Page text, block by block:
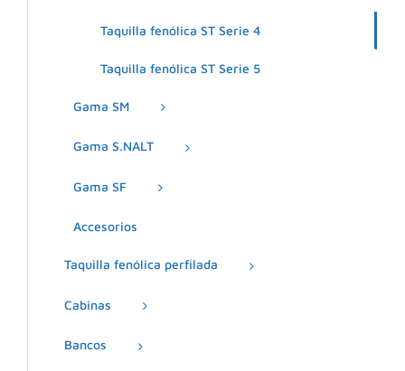
Taquilla fenólica ST Serie 4
Taquilla fenólica ST Serie 5
Gama SM
Gama S.NALT
Gama SF
Accesorios
Taquilla fenólica perfilada
Cabinas
Bancos